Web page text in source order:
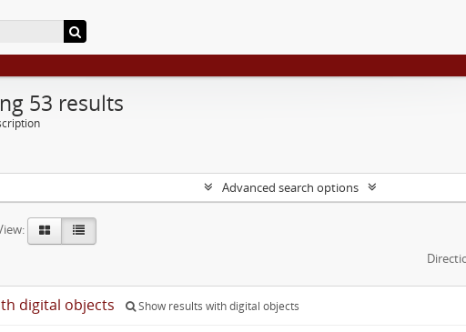
53 results
Advanced search options
digital objects Show results with digital objects